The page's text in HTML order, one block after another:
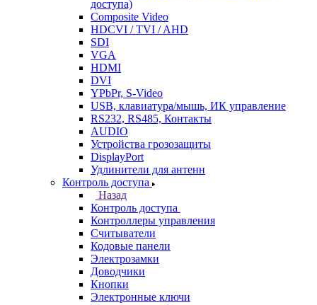
доступа)
Composite Video
HDCVI / TVI / AHD
SDI
VGA
HDMI
DVI
YPbPr, S-Video
USB, клавиатура/мышь, ИК управление
RS232, RS485, Контакты
AUDIO
Устройства грозозащиты
DisplayPort
Удлинители для антенн
Контроль доступа
Назад
Контроль доступа
Контроллеры управления
Считыватели
Кодовые панели
Электрозамки
Доводчики
Кнопки
Электронные ключи